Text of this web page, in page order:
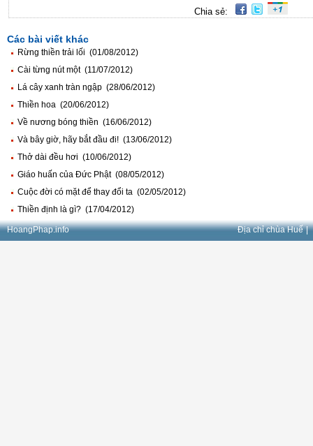
Chia sẻ:
Các bài viết khác
Rừng thiền trải lối (01/08/2012)
Cài từng nút một (11/07/2012)
Lá cây xanh tràn ngập (28/06/2012)
Thiền hoa (20/06/2012)
Về nương bóng thiền (16/06/2012)
Và bây giờ, hãy bắt đầu đi! (13/06/2012)
Thở dài đều hơi (10/06/2012)
Giáo huấn của Đức Phật (08/05/2012)
Cuộc đời có mặt để thay đổi ta (02/05/2012)
Thiền định là gì? (17/04/2012)
HoangPhap.info Địa chỉ chùa Huế |